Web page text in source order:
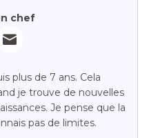
chef
plus de 7 ans. Cela
je trouve de nouvelles
Je pense que la
pas de limites.